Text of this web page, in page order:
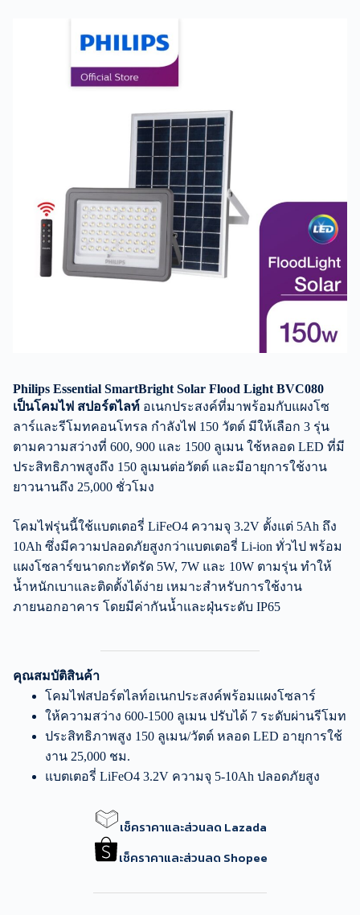
Philips Essential SmartBright Solar Flood Light BVC080
เป็นโคมไฟ สปอร์ตไลท์ อเนกประสงค์ที่มาพร้อมกับแผงโซ
ลาร์และรีโมทคอนโทรล กำลังไฟ 150 วัตต์ มีให้เลือก 3 รุ่น
ตามความสว่างที่ 600, 900 และ 1500 ลูเมน ใช้หลอด LED ที่มี
ประสิทธิภาพสูงถึง 150 ลูเมนต่อวัตต์ และมีอายุการใช้งาน
ยาวนานถึง 25,000 ชั่วโมง
โคมไฟรุ่นนี้ใช้แบตเตอรี่ LiFeO4 ความจุ 3.2V ตั้งแต่ 5Ah ถึง
10Ah ซึ่งมีความปลอดภัยสูงกว่าแบตเตอรี่ Li-ion ทั่วไป พร้อม
แผงโซลาร์ขนาดกะทัดรัด 5W, 7W และ 10W ตามรุ่น ทำให้
น้ำหนักเบาและติดตั้งได้ง่าย เหมาะสำหรับการใช้งาน
ภายนอกอาคาร โดยมีค่ากันน้ำและฝุ่นระดับ IP65
คุณสมบัติสินค้า
โคมไฟสปอร์ตไลท์อเนกประสงค์พร้อมแผงโซลาร์
ให้ความสว่าง 600-1500 ลูเมน ปรับได้ 7 ระดับผ่านรีโมท
ประสิทธิภาพสูง 150 ลูเมน/วัตต์ หลอด LED อายุการใช้
งาน 25,000 ชม.
แบตเตอรี่ LiFeO4 3.2V ความจุ 5-10Ah ปลอดภัยสูง
เช็คราคาและส่วนลด Lazada
เช็คราคาและส่วนลด Shopee